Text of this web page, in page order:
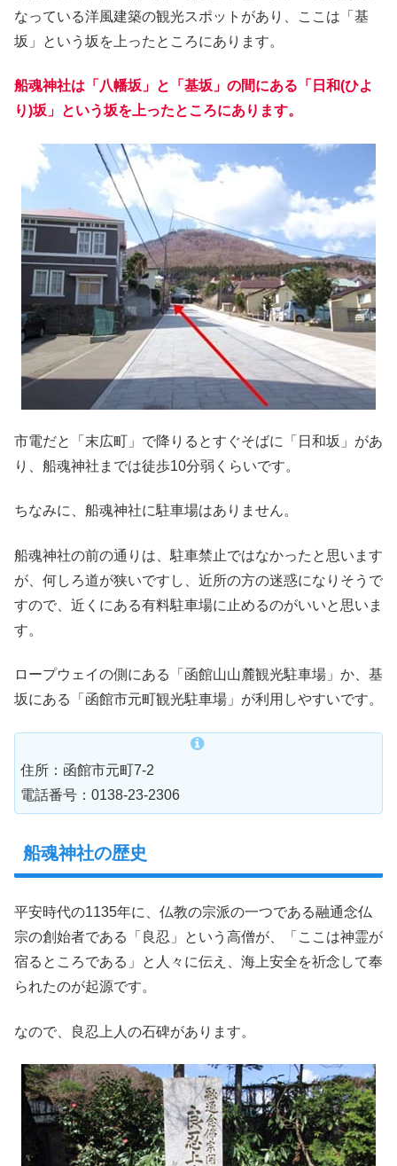
なっている洋風建築の観光スポットがあり、ここは「基
坂」という坂を上ったところにあります。
船魂神社は「八幡坂」と「基坂」の間にある「日和(ひよ
り)坂」という坂を上ったところにあります。
市電だと「末広町」で降りるとすぐそばに「日和坂」があ
り、船魂神社までは徒歩10分弱くらいです。
ちなみに、船魂神社に駐車場はありません。
船魂神社の前の通りは、駐車禁止ではなかったと思います
が、何しろ道が狭いですし、近所の方の迷惑になりそうで
すので、近くにある有料駐車場に止めるのがいいと思いま
す。
ロープウェイの側にある「函館山山麓観光駐車場」か、基
坂にある「函館市元町観光駐車場」が利用しやすいです。
住所：函館市元町7-2
電話番号：0138-23-2306
船魂神社の歴史
平安時代の1135年に、仏教の宗派の一つである融通念仏
宗の創始者である「良忍」という高僧が、「ここは神霊が
宿るところである」と人々に伝え、海上安全を祈念して奉
られたのが起源です。
なので、良忍上人の石碑があります。